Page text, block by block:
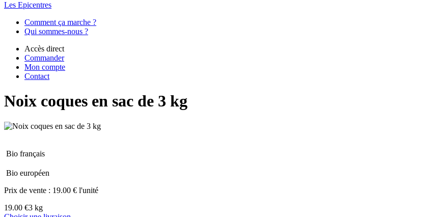
Les Epicentres
Comment ça marche ?
Qui sommes-nous ?
Accès direct
Commander
Mon compte
Contact
Noix coques en sac de 3 kg
Bio français
Bio européen
Prix de vente : 19.00 € l'unité
19.00 €3 kg